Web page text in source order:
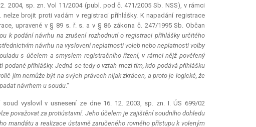
2004, sp. zn. Vol 11/2004 (publ. pod č. 471/2005 Sb. NSS), v rámci
brojit proti vadám v registraci přihlášky. K napadání registrace
upravené v § 89 s. ř. s. a v § 86 zákona č. 247/1995 Sb. Občan
k podání návrhu na zrušení rozhodnutí o registraci přihlášky určitého
návrhu na vyslovení neplatnosti voleb nebo neplatnosti volby
s účelem a smyslem registračního řízení, v rámci nějž pověřený
přihlášky. Jedná se tedy o vztah mezi tím, kdo podává přihlášku
jím nemůže být na svých právech nijak zkrácen, a proto je logické, že
návrhem u soudu.“
vyslovil v usnesení ze dne 16. 12. 2003, sp. zn. I. ÚS 699/02
považovat za protiústavní. Jeho účelem je zajištění soudního dohledu
mandátu a realizace ústavně zaručeného rovného přístupu k voleným